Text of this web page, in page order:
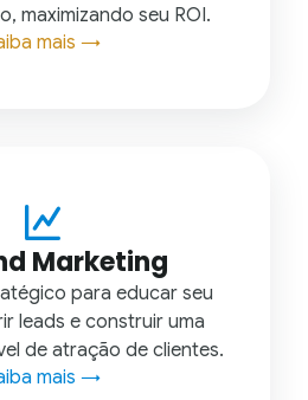
maximizando seu ROI.
mais →
Marketing
para educar seu
leads e construir uma
de atração de clientes.
mais →